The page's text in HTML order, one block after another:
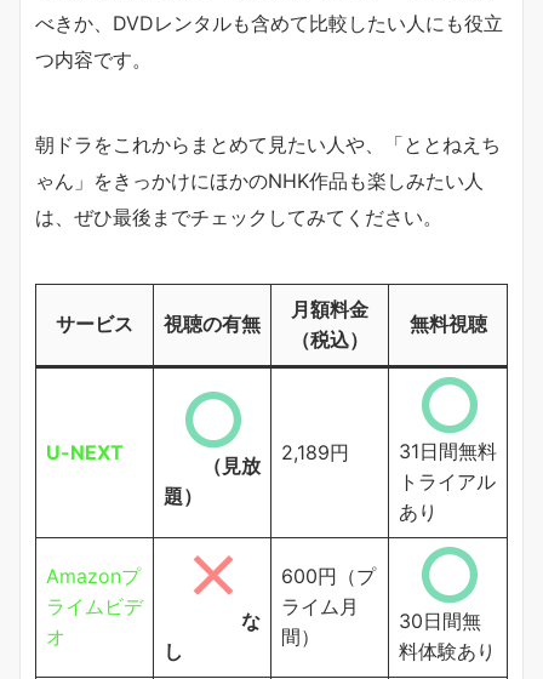
べきか、DVDレンタルも含めて比較したい人にも役立
つ内容です。
朝ドラをこれからまとめて見たい人や、「ととねえち
ゃん」をきっかけにほかのNHK作品も楽しみたい人
は、ぜひ最後までチェックしてみてください。
サービス 視聴の有無
月額料金
（税込）
無料視聴
U-NEXT
（見放
題）
2,189円
31日間無料
トライアル
あり
Amazonプ
ライムビデ
オ
な
し
600円（プ
ライム月
間）
30日間無
料体験あり